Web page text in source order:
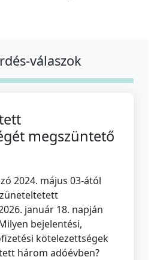
válaszok
megszüntető
2024. május 03-ától
január 18. napján
bejelentési,
kötelezettségek
három adóévben?